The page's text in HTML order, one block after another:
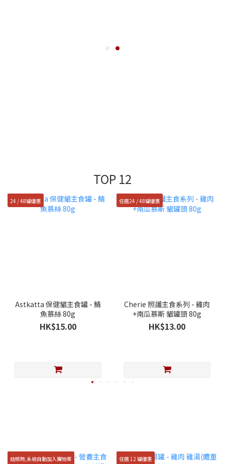
TOP 12
24 / 48罐優惠
Astkatta 保健貓主食罐 - 鯖
魚慕絲 80g
HK$15.00
任選24 / 48罐優惠
Cherie 照護主食系列 - 雞肉
+南瓜慕斯 貓罐頭 80g
HK$13.00
結帳時,系統自動加入購物車 任選 12 罐優惠